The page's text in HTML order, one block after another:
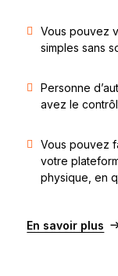
Vous pouvez
simples sans
Personne
avez le
Vous pouvez
votre
physique, en
En savoir plus